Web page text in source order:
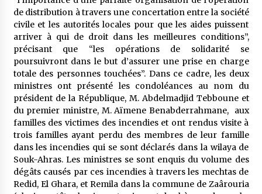
de distribution à travers une concertation entre la société
civile et les autorités locales pour que les aides puissent
arriver à qui de droit dans les meilleures conditions”,
précisant que “les opérations de solidarité se
poursuivront dans le but d’assurer une prise en charge
totale des personnes touchées”. Dans ce cadre, les deux
ministres ont présenté les condoléances au nom du
président de la République, M. Abdelmadjid Tebboune et
du premier ministre, M. Aïmene Benabderrahmane, aux
familles des victimes des incendies et ont rendus visite à
trois familles ayant perdu des membres de leur famille
dans les incendies qui se sont déclarés dans la wilaya de
Souk-Ahras. Les ministres se sont enquis du volume des
dégâts causés par ces incendies à travers les mechtas de
Redid, El Ghara, et Remila dans la commune de Zaârouria